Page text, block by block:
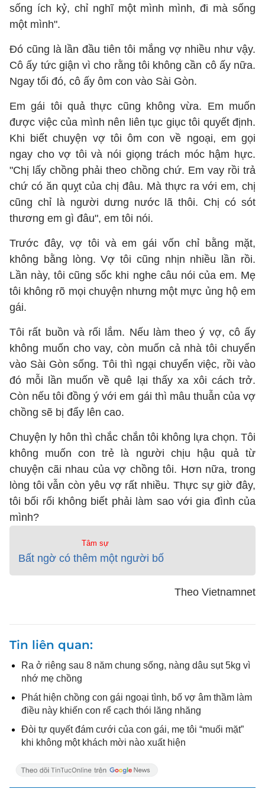
sống ích kỷ, chỉ nghĩ một mình mình, đi mà sống
một mình".
Đó cũng là lần đầu tiên tôi mắng vợ nhiều như vậy.
Cô ấy tức giận vì cho rằng tôi không cần cô ấy nữa.
Ngay tối đó, cô ấy ôm con vào Sài Gòn.
Em gái tôi quả thực cũng không vừa. Em muốn
được việc của mình nên liên tục giục tôi quyết định.
Khi biết chuyện vợ tôi ôm con về ngoại, em gọi
ngay cho vợ tôi và nói giọng trách móc hậm hực.
"Chị lấy chồng phải theo chồng chứ. Em vay rồi trả
chứ có ăn quỵt của chị đâu. Mà thực ra với em, chị
cũng chỉ là người dưng nước lã thôi. Chị có sót
thương em gì đâu", em tôi nói.
Trước đây, vợ tôi và em gái vốn chỉ bằng mặt,
không bằng lòng. Vợ tôi cũng nhịn nhiều lần rồi.
Lần này, tôi cũng sốc khi nghe câu nói của em. Mẹ
tôi không rõ mọi chuyện nhưng một mực ủng hộ em
gái.
Tôi rất buồn và rối lắm. Nếu làm theo ý vợ, cô ấy
không muốn cho vay, còn muốn cả nhà tôi chuyển
vào Sài Gòn sống. Tôi thì ngại chuyển việc, rồi vào
đó mỗi lần muốn về quê lại thấy xa xôi cách trở.
Còn nếu tôi đồng ý với em gái thì mâu thuẫn của vợ
chồng sẽ bị đẩy lên cao.
Chuyện ly hôn thì chắc chắn tôi không lựa chọn. Tôi
không muốn con trẻ là người chịu hậu quả từ
chuyện cãi nhau của vợ chồng tôi. Hơn nữa, trong
lòng tôi vẫn còn yêu vợ rất nhiều. Thực sự giờ đây,
tôi bối rối không biết phải làm sao với gia đình của
mình?
Tâm sự
Bất ngờ có thêm một người bố
Theo Vietnamnet
Tin liên quan
Ra ở riêng sau 8 năm chung sống, nàng dâu sụt 5kg vì
nhớ mẹ chồng
Phát hiện chồng con gái ngoại tình, bố vợ âm thầm làm
điều này khiến con rể cạch thói lăng nhăng
Đòi tự quyết đám cưới của con gái, mẹ tôi “muối mặt”
khi không một khách mời nào xuất hiện